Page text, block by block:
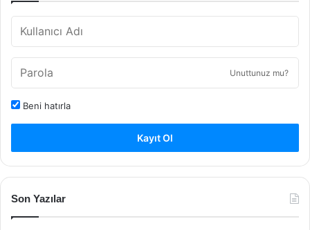
Unuttunuz mu?
Beni hatırla
Kayıt Ol
Son Yazılar